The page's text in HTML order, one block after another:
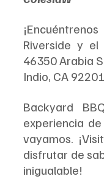
Riverside y el
46350 Arabia
Indio, CA
Backyard
experiencia
vayamos.
disfrutar de
inigualable!